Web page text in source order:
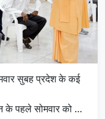
सुबह प्रदेश के कई
के पहले सोमवार को …